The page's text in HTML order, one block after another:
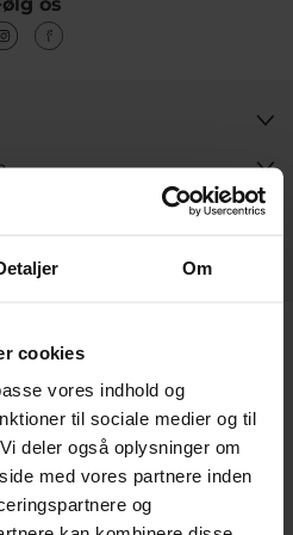
Om
cookies
vores indhold og
til sociale medier og til
deler også oplysninger om
med vores partnere inden
og